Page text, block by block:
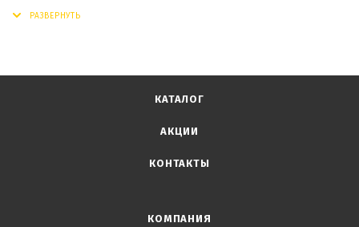
КАТАЛОГ
АКЦИИ
КОНТАКТЫ
КОМПАНИЯ